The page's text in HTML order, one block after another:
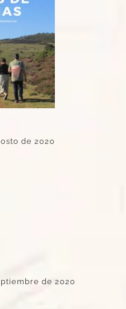
de 2020
de 2020